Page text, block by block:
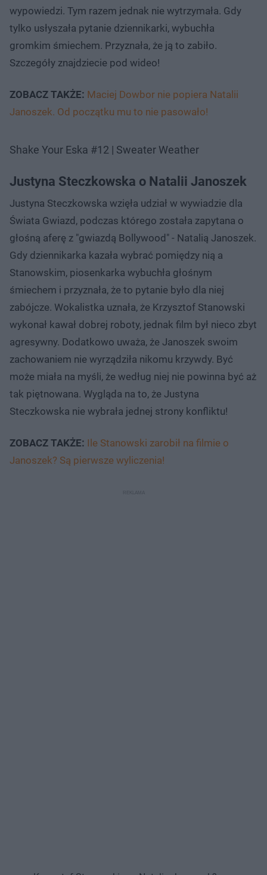
wypowiedzi. Tym razem jednak nie wytrzymała. Gdy
tylko usłyszała pytanie dziennikarki, wybuchła
gromkim śmiechem. Przyznała, że ją to zabiło.
Szczegóły znajdziecie pod wideo!
ZOBACZ TAKŻE: Maciej Dowbor nie popiera Natalii
Janoszek. Od początku mu to nie pasowało!
Shake Your Eska #12 | Sweater Weather
Justyna Steczkowska o Natalii Janoszek
Justyna Steczkowska wzięła udział w wywiadzie dla
Świata Gwiazd, podczas którego została zapytana o
głośną aferę z "gwiazdą Bollywood" - Natalią Janoszek.
Gdy dziennikarka kazała wybrać pomiędzy nią a
Stanowskim, piosenkarka wybuchła głośnym
śmiechem i przyznała, że to pytanie było dla niej
zabójcze. Wokalistka uznała, że Krzysztof Stanowski
wykonał kawał dobrej roboty, jednak film był nieco zbyt
agresywny. Dodatkowo uważa, że Janoszek swoim
zachowaniem nie wyrządziła nikomu krzywdy. Być
może miała na myśli, że według niej nie powinna być aż
tak piętnowana. Wygląda na to, że Justyna
Steczkowska nie wybrała jednej strony konfliktu!
ZOBACZ TAKŻE: Ile Stanowski zarobił na filmie o
Janoszek? Są pierwsze wyliczenia!